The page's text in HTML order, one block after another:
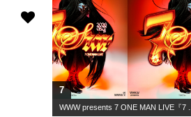
7
WWW presents 7 ONE MAN LIVE『7 ...